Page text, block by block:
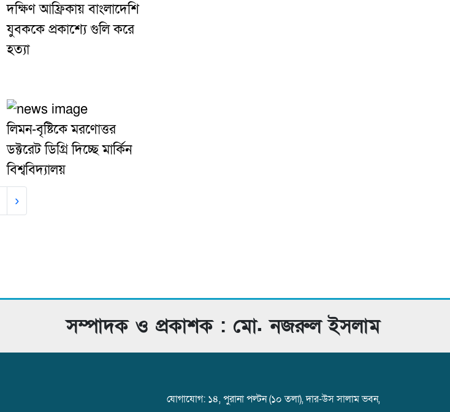
দক্ষিণ আফ্রিকায় বাংলাদেশি
যুবককে প্রকাশ্যে গুলি করে
হত্যা
লিমন-বৃষ্টিকে মরণোত্তর
ডক্টরেট ডিগ্রি দিচ্ছে মার্কিন
বিশ্ববিদ্যালয়
›
সম্পাদক ও প্রকাশক : মো. নজরুল ইসলাম
যোগাযোগ: ১৪, পুরানা পল্টন (১০ তলা), দার-উস সালাম ভবন,